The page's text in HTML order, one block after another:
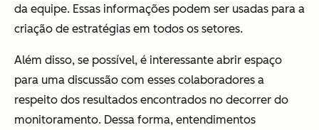
da equipe. Essas informações podem ser usadas para a
criação de estratégias em todos os setores.
Além disso, se possível, é interessante abrir espaço
para uma discussão com esses colaboradores a
respeito dos resultados encontrados no decorrer do
monitoramento. Dessa forma, entendimentos